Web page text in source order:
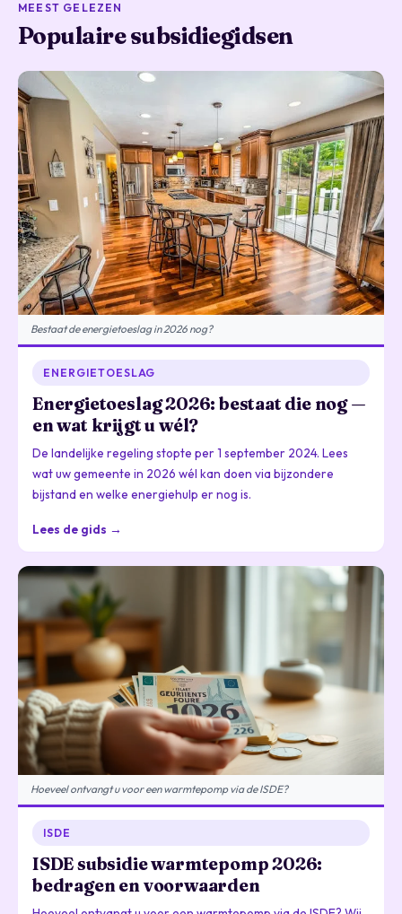
MEEST GELEZEN
Populaire subsidiegidsen
Bestaat de energietoeslag in 2026 nog?
ENERGIETOESLAG
Energietoeslag 2026: bestaat die nog —
en wat krijgt u wél?
De landelijke regeling stopte per 1 september 2024. Lees
wat uw gemeente in 2026 wél kan doen via bijzondere
bijstand en welke energiehulp er nog is.
Lees de gids →
Hoeveel ontvangt u voor een warmtepomp via de ISDE?
ISDE
ISDE subsidie warmtepomp 2026:
bedragen en voorwaarden